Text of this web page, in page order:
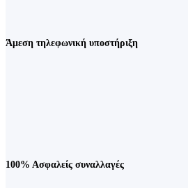
Άμεση τηλεφωνική υποστήριξη
100% Ασφαλείς συναλλαγές